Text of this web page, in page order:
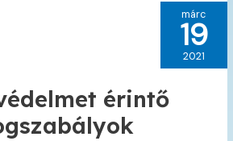
érintő
márc
19
2021